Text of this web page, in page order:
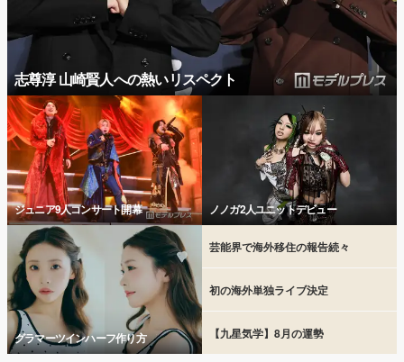
志尊淳 山崎賢人への熱いリスペクト
ジュニア9人コンサート開幕 ノノガ2人ユニットデビュー
グラマーツインハーフ作り方
芸能界で海外移住の報告続々
初の海外単独ライブ決定
【九星気学】8月の運勢